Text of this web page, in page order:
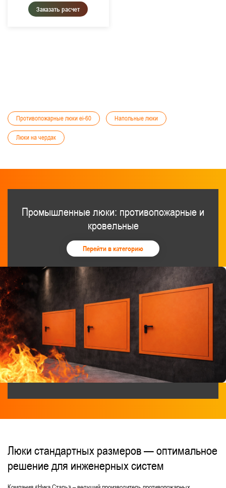
Заказать расчет
Противопожарные люки ei-60 Напольные люки
Люки на чердак
Промышленные люки: противопожарные и
кровельные
Перейти в категорию
Люки стандартных размеров — оптимальное
решение для инженерных систем